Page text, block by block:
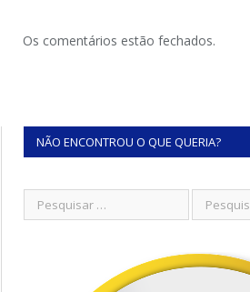
Os comentários estão fechados.
NÃO ENCONTROU O QUE QUERIA?